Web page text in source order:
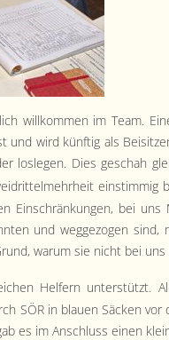
willkom­men im Team.
und wird kün­ftig als
losle­gen. Dies geschah
ein­stim­mig
Ein­schränkun­gen, bei
und wegge­zo­gen sind,
warum sie nicht bei
Helfern unter­stützt.
SÖR in blauen Säck­en vor
es im Anschluss einen